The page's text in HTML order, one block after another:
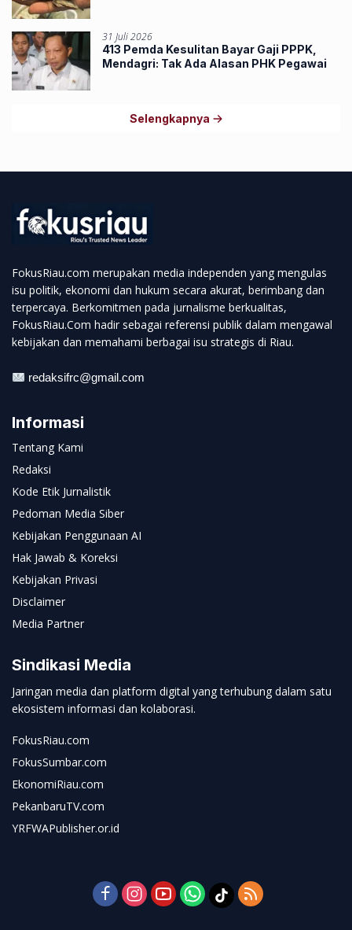
31 Juli 2026
413 Pemda Kesulitan Bayar Gaji PPPK,
Mendagri: Tak Ada Alasan PHK Pegawai
Selengkapnya
FokusRiau.com merupakan media independen yang mengulas
isu politik, ekonomi dan hukum secara akurat, berimbang dan
terpercaya. Berkomitmen pada jurnalisme berkualitas,
FokusRiau.Com hadir sebagai referensi publik dalam mengawal
kebijakan dan memahami berbagai isu strategis di Riau.
redaksifrc@gmail.com
Informasi
Tentang Kami
Redaksi
Kode Etik Jurnalistik
Pedoman Media Siber
Kebijakan Penggunaan AI
Hak Jawab & Koreksi
Kebijakan Privasi
Disclaimer
Media Partner
Sindikasi Media
Jaringan media dan platform digital yang terhubung dalam satu
ekosistem informasi dan kolaborasi.
FokusRiau.com
FokusSumbar.com
EkonomiRiau.com
PekanbaruTV.com
YRFWAPublisher.or.id